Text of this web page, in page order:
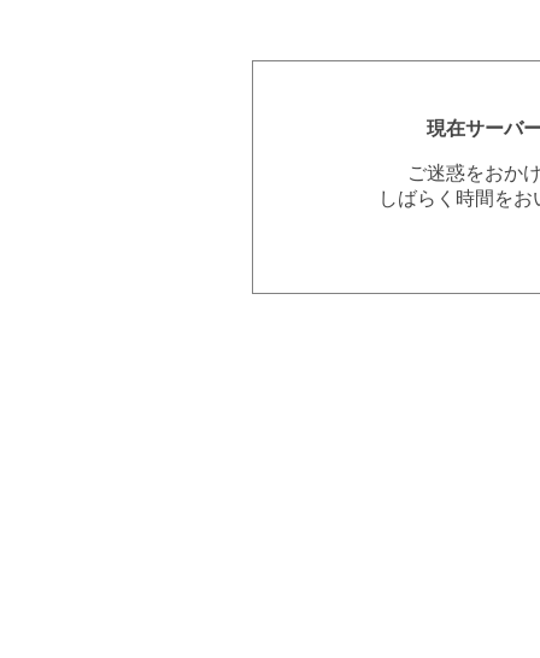
現在サーバ
ご迷惑をおか
しばらく時間を